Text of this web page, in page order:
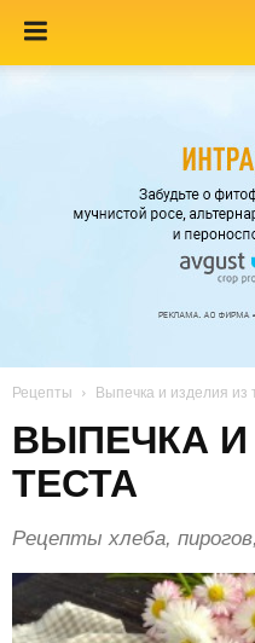
Рецепты Выпечка и изделия из
ВЫПЕЧКА И
ТЕСТА
Рецепты хлеба,